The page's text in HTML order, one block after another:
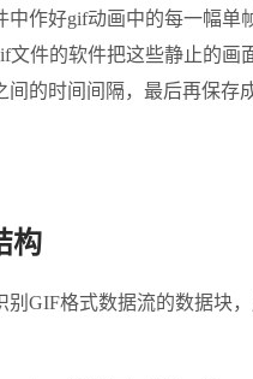
中作好gif动画中的每一幅单
文件的软件把这些静止的画
间的时间间隔，最后再保存
构
别GIF格式数据流的数据块